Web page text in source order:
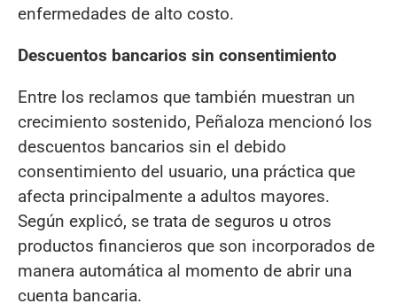
enfermedades de alto costo.
Descuentos bancarios sin consentimiento
Entre los reclamos que también muestran un
crecimiento sostenido, Peñaloza mencionó los
descuentos bancarios sin el debido
consentimiento del usuario, una práctica que
afecta principalmente a adultos mayores.
Según explicó, se trata de seguros u otros
productos financieros que son incorporados de
manera automática al momento de abrir una
cuenta bancaria.